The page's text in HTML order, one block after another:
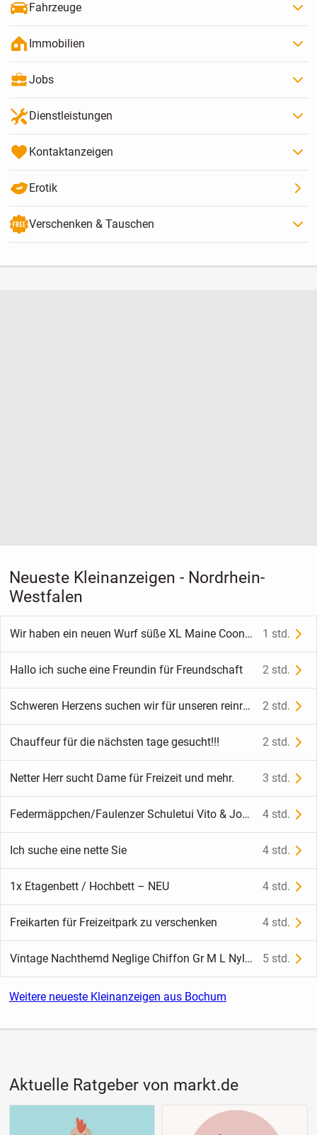
Fahrzeuge
Immobilien
Jobs
Dienstleistungen
Kontaktanzeigen
Erotik
Verschenken & Tauschen
Neueste Kleinanzeigen - Nordrhein-
Westfalen
Wir haben ein neuen Wurf süße XL Maine Coon kitten 1 std.
Hallo ich suche eine Freundin für Freundschaft 2 std.
Schweren Herzens suchen wir für unseren reinrassigen Jack Russell Terrier Bobby ein neues Zuhause 2 std.
Chauffeur für die nächsten tage gesucht!!! 2 std.
Netter Herr sucht Dame für Freizeit und mehr. 3 std.
Federmäppchen/Faulenzer Schuletui Vito & Joe mit Elefant-Motiv 4 std.
Ich suche eine nette Sie 4 std.
1x Etagenbett / Hochbett – NEU 4 std.
Freikarten für Freizeitpark zu verschenken 4 std.
Vintage Nachthemd Neglige Chiffon Gr M L Nylon Perlon 5 std.
Weitere neueste Kleinanzeigen aus Bochum
Aktuelle Ratgeber von markt.de